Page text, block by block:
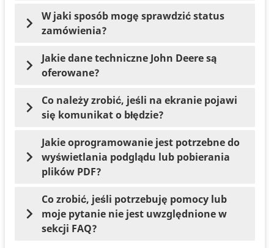
W jaki sposób mogę sprawdzić status
zamówienia?
Jakie dane techniczne John Deere są
oferowane?
Co należy zrobić, jeśli na ekranie pojawi
się komunikat o błędzie?
Jakie oprogramowanie jest potrzebne do
wyświetlania podglądu lub pobierania
plików PDF?
Co zrobić, jeśli potrzebuję pomocy lub
moje pytanie nie jest uwzględnione w
sekcji FAQ?